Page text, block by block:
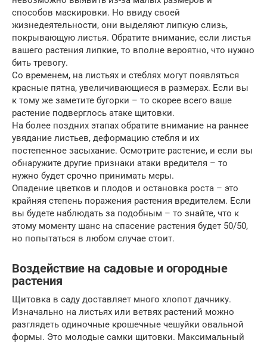
способов маскировки. Но ввиду своей
жизнедеятельности, они выделяют липкую слизь,
покрывающую листья. Обратите внимание, если листья
вашего растения липкие, то вполне вероятно, что нужно
бить тревогу.
Со временем, на листьях и стеблях могут появляться
красные пятна, увеличивающиеся в размерах. Если вы
к тому же заметите бугорки – то скорее всего ваше
растение подверглось атаке щитовки.
На более поздних этапах обратите внимание на раннее
увядание листьев, деформацию стебля и их
постепенное засыхание. Осмотрите растение, и если вы
обнаружите другие признаки атаки вредителя – то
нужно будет срочно принимать меры.
Опадение цветков и плодов и остановка роста – это
крайняя степень поражения растения вредителем. Если
вы будете наблюдать за подобным – то знайте, что к
этому моменту шанс на спасение растения будет 50/50,
но попытаться в любом случае стоит.
Воздействие на садовые и огородные
растения
Щитовка в саду доставляет много хлопот дачнику.
Изначально на листьях или ветвях растений можно
разглядеть одиночные крошечные чешуйки овальной
формы. Это молодые самки щитовки. Максимальный